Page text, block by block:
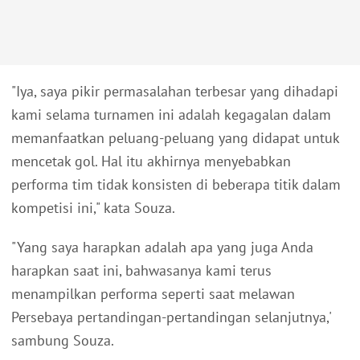
"Iya, saya pikir permasalahan terbesar yang dihadapi
kami selama turnamen ini adalah kegagalan dalam
memanfaatkan peluang-peluang yang didapat untuk
mencetak gol. Hal itu akhirnya menyebabkan
performa tim tidak konsisten di beberapa titik dalam
kompetisi ini," kata Souza.
"Yang saya harapkan adalah apa yang juga Anda
harapkan saat ini, bahwasanya kami terus
menampilkan performa seperti saat melawan
Persebaya pertandingan-pertandingan selanjutnya,'
sambung Souza.